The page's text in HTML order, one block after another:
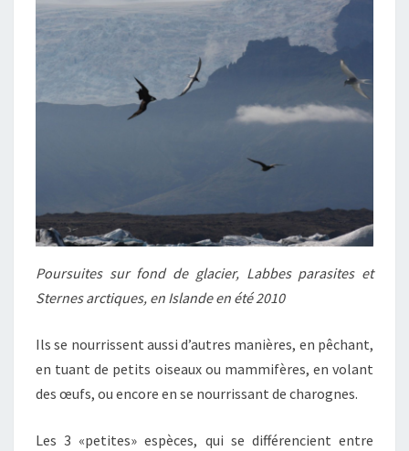
Poursuites sur fond de glacier, Labbes parasites et
Sternes arctiques, en Islande en été 2010
Ils se nourrissent aussi d’autres manières, en pêchant,
en tuant de petits oiseaux ou mammifères, en volant
des œufs, ou encore en se nourrissant de charognes.
Les 3 «petites» espèces, qui se différencient entre